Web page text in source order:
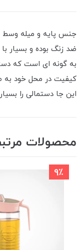
جنس پایه و میله وسط
ضد زنگ بوده و بسیار
به گونه ای است که
کیفیت در محل خود به
این جا دستمالی را
محصولات
9٪